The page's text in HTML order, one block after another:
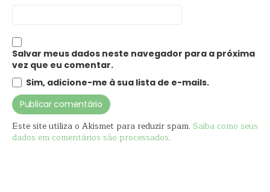
Salvar meus dados neste navegador para a próxima
vez que eu comentar.
Sim, adicione-me à sua lista de e-mails.
Este site utiliza o Akismet para reduzir spam. Saiba como seus
dados em comentários são processados.